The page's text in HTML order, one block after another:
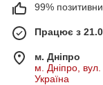
99%
Працює з
м. Дніпро
м. Дніпро, вул.
Україна